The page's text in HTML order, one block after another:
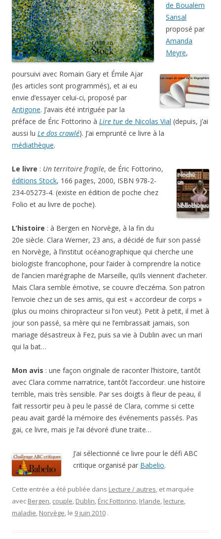
de Boualem
Sansal
proposé par
Amanda
Meyre,
poursuivi avec Romain Gary et Émile Ajar
(les articles sont programmés), et ai eu
envie d’essayer celui-ci, proposé par
Antigone. J’avais été intriguée par la
préface de Éric Fottorino à Lire tue de Nicolas Vial (depuis, j’ai
aussi lu Le dos crawlé). J’ai emprunté ce livre à la
médiathèque.
Le livre : Un territoire fragile, de Éric Fottorino,
éditions Stock, 166 pages, 2000, ISBN 978-2-
234-05273-4. (existe en édition de poche chez
Folio et au livre de poche).
L’histoire : à Bergen en Norvège, à la fin du
20e siècle. Clara Werner, 23 ans, a décidé de fuir son passé
en Norvège, à l’institut océanographique qui cherche une
biologiste francophone, pour l’aider à comprendre la notice
de l’ancien marégraphe de Marseille, qu’ils viennent d’acheter.
Mais Clara semble émotive, se couvre d’eczéma. Son patron
l’envoie chez un de ses amis, qui est « accordeur de corps »
(plus ou moins chiropracteur si l’on veut). Petit à petit, il met à
jour son passé, sa mère qui ne l’embrassait jamais, son
mariage désastreux à Fez, puis sa vie à Dublin avec un mari
qui la bat…
Mon avis : une façon originale de raconter l’histoire, tantôt
avec Clara comme narratrice, tantôt l’accordeur. une histoire
terrible, mais très sensible. Par ses doigts à fleur de peau, il
fait ressortir peu à peu le passé de Clara, comme si cette
peau avait gardé la mémoire des événements passés. Pas
gai, ce livre, mais je l’ai dévoré d’une traite…
J’ai sélectionné ce livre pour le défi ABC
critique organisé par Babelio.
Cette entrée a été publiée dans Lecture / autres, et marquée
avec Bergen, couple, Dublin, Éric Fottorino, Irlande, lecture,
maladie, Norvège, le 9 juin 2010 .